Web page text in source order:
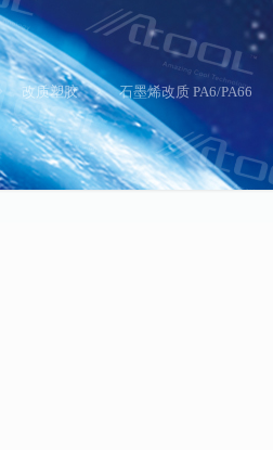
改质塑胶 石墨烯改质 PA6/PA66